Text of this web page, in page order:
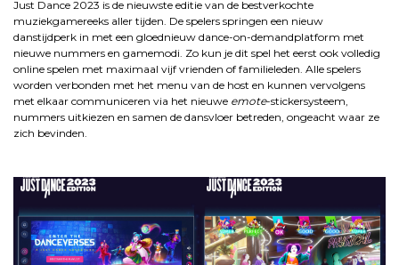
Just Dance 2023 is de nieuwste editie van de bestverkochte
muziekgamereeks aller tijden. De spelers springen een nieuw
danstijdperk in met een gloednieuw dance-on-demandplatform met
nieuwe nummers en gamemodi. Zo kun je dit spel het eerst ook volledig
online spelen met maximaal vijf vrienden of familieleden. Alle spelers
worden verbonden met het menu van de host en kunnen vervolgens
met elkaar communiceren via het nieuwe emote-stickersysteem,
nummers uitkiezen en samen de dansvloer betreden, ongeacht waar ze
zich bevinden.